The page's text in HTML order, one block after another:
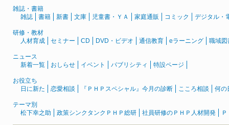
雑誌・書籍
雑誌
書籍 新書 文庫 児童書・ＹＡ 家庭通販 コミック デジタル・
研修・教材
人材育成
セミナー CD DVD・ビデオ 通信教育 eラーニング 職域図
ニュース
新着一覧
おしらせ イベント パブリシティ 特設ページ
お役立ち
日に新た
恋愛相談 『ＰＨＰスペシャル』今月の診断 こころ相談 何の
テーマ別
松下幸之助
政策シンクタンクＰＨＰ総研 社員研修のＰＨＰ人材開発